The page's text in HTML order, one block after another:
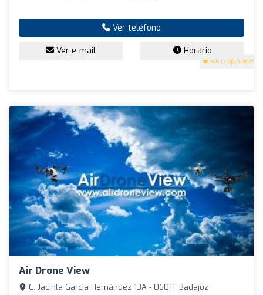
4.4 (7 opiniones)
Ver teléfono
Ver e-mail Horario
Air Drone View
C. Jacinta García Hernández 13A - 06011, Badajoz